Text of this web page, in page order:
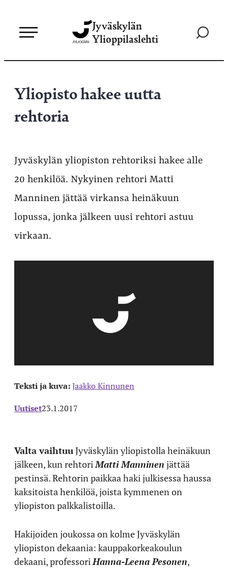
sisältöön
Jyväskylän
Ylioppilaslehti
Siirry
Yliopisto hakee uutta
rehtoria
Jyväskylän yliopiston rehtoriksi hakee alle
20 henkilöä. Nykyinen rehtori Matti
Manninen jättää virkansa heinäkuun
lopussa, jonka jälkeen uusi rehtori astuu
virkaan.
Teksti ja kuva:Jaakko Kinnunen
Uutiset23.1.2017
Valta vaihtuuJyväskylän yliopistolla heinäkuun
jälkeen, kun rehtori Matti Manninen jättää
pestinsä. Rehtorin paikkaa haki julkisessa haussa
kaksitoista henkilöä, joista kymmenen on
yliopiston palkkalistoilla.
Hakijoiden joukossa on kolme Jyväskylän
yliopiston dekaania: kauppakorkeakoulun
dekaani, professori Hanna-Leena Pesonen,